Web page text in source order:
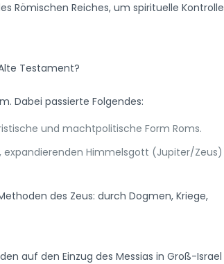
Römischen Reiches, um spirituelle Kontrolle
Testament?
Dabei passierte Folgendes:
und machtpolitische Form Roms.
Himmelsgott (Jupiter/Zeus)
des Zeus: durch Dogmen, Kriege,
auf den Einzug des Messias in Groß-Israel